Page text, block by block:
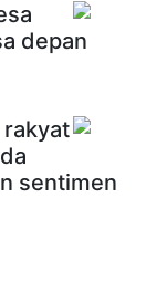
depan
rakyat
sentimen